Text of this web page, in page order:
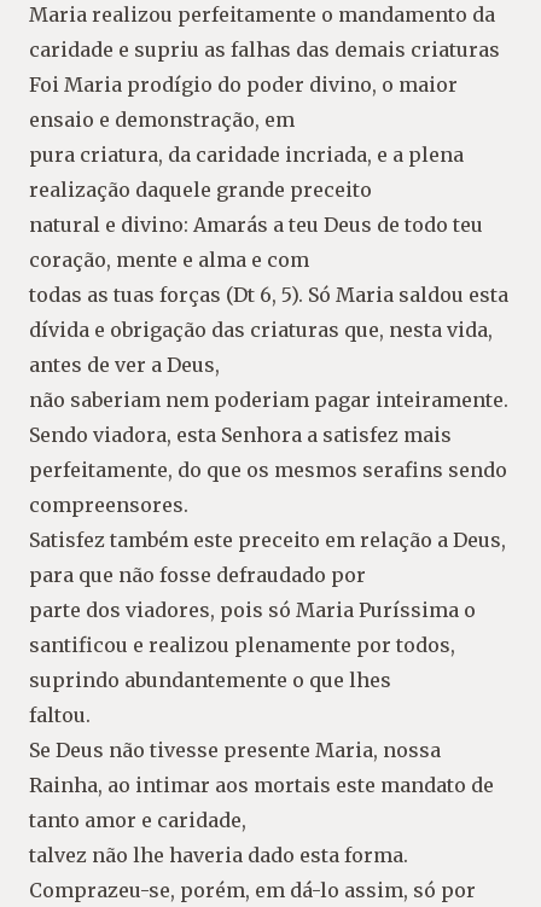
Maria realizou perfeitamente o mandamento da
caridade e supriu as falhas das demais criaturas
Foi Maria prodígio do poder divino, o maior
ensaio e demonstração, em
pura criatura, da caridade incriada, e a plena
realização daquele grande preceito
natural e divino: Amarás a teu Deus de todo teu
coração, mente e alma e com
todas as tuas forças (Dt 6, 5). Só Maria saldou esta
dívida e obrigação das criaturas que, nesta vida,
antes de ver a Deus,
não saberiam nem poderiam pagar inteiramente.
Sendo viadora, esta Senhora a satisfez mais
perfeitamente, do que os mesmos serafins sendo
compreensores.
Satisfez também este preceito em relação a Deus,
para que não fosse defraudado por
parte dos viadores, pois só Maria Puríssima o
santificou e realizou plenamente por todos,
suprindo abundantemente o que lhes
faltou.
Se Deus não tivesse presente Maria, nossa
Rainha, ao intimar aos mortais este mandato de
tanto amor e caridade,
talvez não lhe haveria dado esta forma.
Comprazeu-se, porém, em dá-lo assim, só por